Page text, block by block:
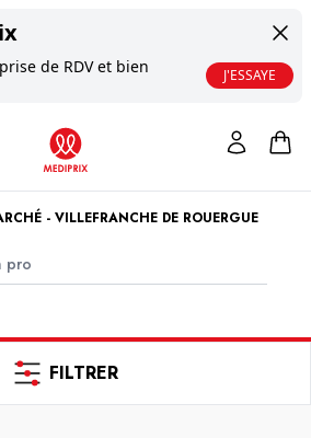
de RDV et bien
J'ESSAYE
- VILLEFRANCHE DE ROUERGUE
FILTRER